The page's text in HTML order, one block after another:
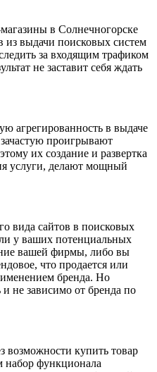
в Солнечногорске
выдачи поисковых систем
за входящим трафиком
не заставит себя ждать
агрегированность в выдаче
проигрывают
их создание и развертка
услуги, делают мощный
вида сайтов в поисковых
у ваших потенциальных
вашей фирмы, либо вы
что продается или
бренда. Но
не зависимо от бренда по
возможности купить товар
набор функционала